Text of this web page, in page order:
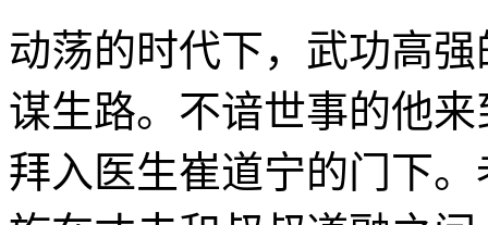
动荡的时代下，武功高
谋生路。不谙世事的他
拜入医生崔道宁的门下